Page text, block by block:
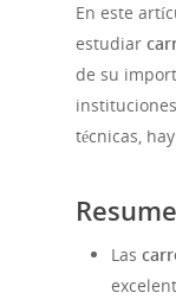
En este
estudiar
de su
técnicas,
Las